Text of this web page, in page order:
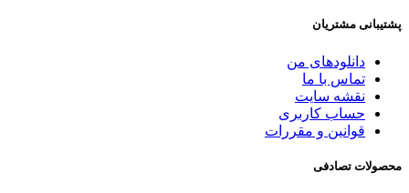
پشتیبانی مشتریان
دانلودهای من
تماس با ما
نقشه سایت
حساب کاربری
قوانین و مقررات
محصولات تصادفی